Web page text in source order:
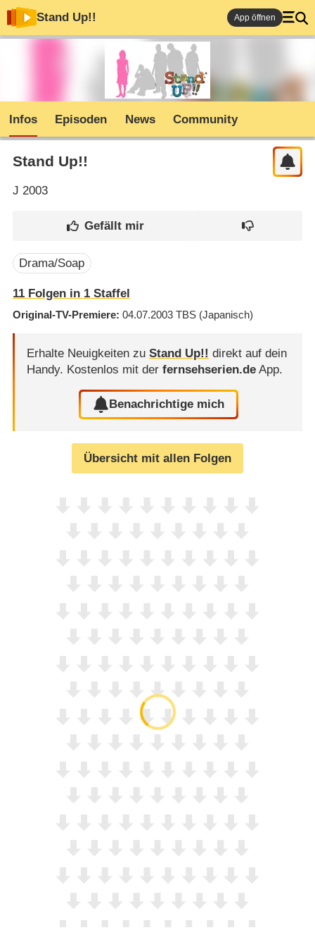
Stand Up!! App öffnen
Infos Episoden News Community
Stand Up!!
J 2003
Drama/Soap
11Folgen in 1Staffel
Original-TV-Premiere 04.07.2003 TBS (Japanisch)
Erhalte Neuigkeiten zu Stand Up!! direkt auf dein
Handy. Kostenlos mit der fernsehserien.deApp.
Benachrichtige mich
Übersicht mit allen Folgen